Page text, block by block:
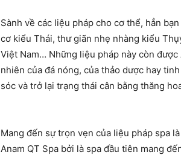
Sành về các liệu pháp cho cơ thể, hẳn
cơ kiểu Thái, thư giãn nhẹ nhàng kiểu
Việt Nam… Những liệu pháp này còn
nhiên của đá nóng, của thảo dược hay
sóc và trở lại trạng thái cân bằng thăng
Mang đến sự trọn vẹn của liệu pháp spa
Anam QT Spa bởi là spa đầu tiên mang